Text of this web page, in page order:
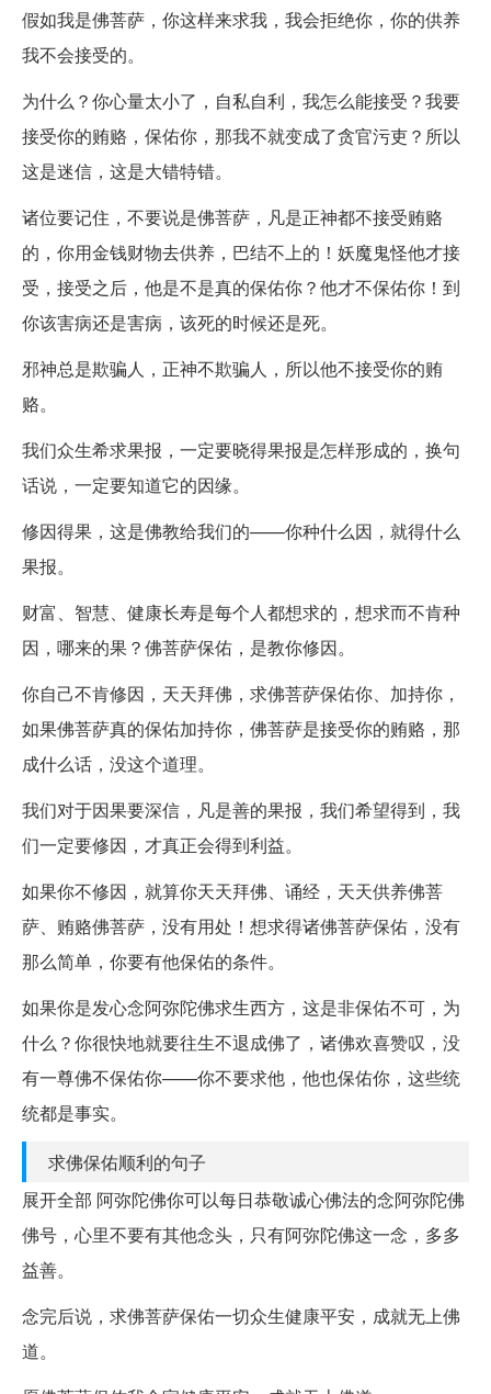
假如我是佛菩萨，你这样来求我，我会拒绝你，你的供养
我不会接受的。
为什么？你心量太小了，自私自利，我怎么能接受？我要
接受你的贿赂，保佑你，那我不就变成了贪官污吏？所以
这是迷信，这是大错特错。
诸位要记住，不要说是佛菩萨，凡是正神都不接受贿赂
的，你用金钱财物去供养，巴结不上的！妖魔鬼怪他才接
受，接受之后，他是不是真的保佑你？他才不保佑你！到
你该害病还是害病，该死的时候还是死。
邪神总是欺骗人，正神不欺骗人，所以他不接受你的贿
赂。
我们众生希求果报，一定要晓得果报是怎样形成的，换句
话说，一定要知道它的因缘。
修因得果，这是佛教给我们的——你种什么因，就得什么
果报。
财富、智慧、健康长寿是每个人都想求的，想求而不肯种
因，哪来的果？佛菩萨保佑，是教你修因。
你自己不肯修因，天天拜佛，求佛菩萨保佑你、加持你，
如果佛菩萨真的保佑加持你，佛菩萨是接受你的贿赂，那
成什么话，没这个道理。
我们对于因果要深信，凡是善的果报，我们希望得到，我
们一定要修因，才真正会得到利益。
如果你不修因，就算你天天拜佛、诵经，天天供养佛菩
萨、贿赂佛菩萨，没有用处！想求得诸佛菩萨保佑，没有
那么简单，你要有他保佑的条件。
如果你是发心念阿弥陀佛求生西方，这是非保佑不可，为
什么？你很快地就要往生不退成佛了，诸佛欢喜赞叹，没
有一尊佛不保佑你——你不要求他，他也保佑你，这些统
统都是事实。
求佛保佑顺利的句子
展开全部 阿弥陀佛你可以每日恭敬诚心佛法的念阿弥陀佛
佛号，心里不要有其他念头，只有阿弥陀佛这一念，多多
益善。
念完后说，求佛菩萨保佑一切众生健康平安，成就无上佛
道。